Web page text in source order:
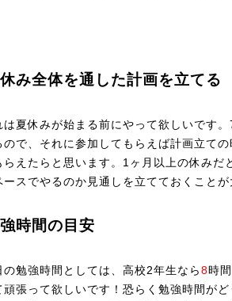
み全体を通した計画を立てる
夏休みが始まる前にやって欲しいです。
ので、それに参加してもらえば計画立て
らえたらと思います。1ヶ月以上の休みだ
ースでやるのか見通しを立てておくことが
時間の目安
勉強時間としては、高校2年生なら8時
頑張って欲しいです！恐らく勉強時間が